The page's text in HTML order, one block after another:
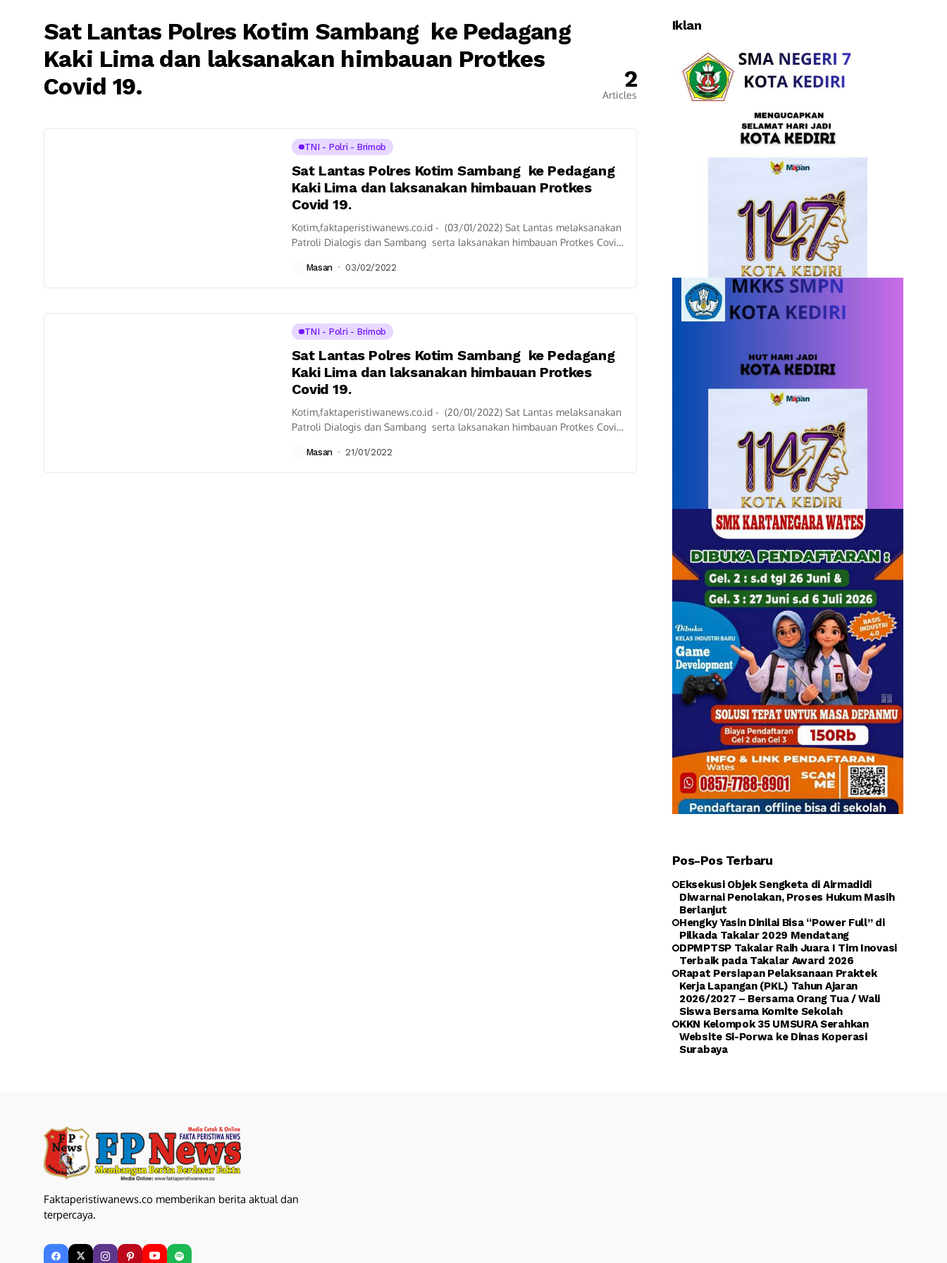
Sat Lantas Polres Kotim Sambang ke Pedagang
Kaki Lima dan laksanakan himbauan Protkes
Covid 19.
2
Articles
TNI - Polri - Brimob
Sat Lantas Polres Kotim Sambang ke Pedagang
Kaki Lima dan laksanakan himbauan Protkes
Covid 19.
Kotim,faktaperistiwanews.co.id - (03/01/2022) Sat Lantas melaksanakan
Patroli Dialogis dan Sambang serta laksanakan himbauan Protkes Covid
Masan 03/02/2022
TNI - Polri - Brimob
Sat Lantas Polres Kotim Sambang ke Pedagang
Kaki Lima dan laksanakan himbauan Protkes
Covid 19.
Kotim,faktaperistiwanews.co.id - (20/01/2022) Sat Lantas melaksanakan
Patroli Dialogis dan Sambang serta laksanakan himbauan Protkes Covid
Masan 21/01/2022
Iklan
Pos-Pos Terbaru
Eksekusi Objek Sengketa di Airmadidi
Diwarnai Penolakan, Proses Hukum Masih
Berlanjut
Hengky Yasin Dinilai Bisa “Power Full” di
Pilkada Takalar 2029 Mendatang
DPMPTSP Takalar Raih Juara I Tim Inovasi
Terbaik pada Takalar Award 2026
Rapat Persiapan Pelaksanaan Praktek
Kerja Lapangan (PKL) Tahun Ajaran
2026/2027 – Bersama Orang Tua / Wali
Siswa Bersama Komite Sekolah
KKN Kelompok 35 UMSURA Serahkan
Website Si-Porwa ke Dinas Koperasi
Surabaya
Faktaperistiwanews.co memberikan berita aktual dan
terpercaya.